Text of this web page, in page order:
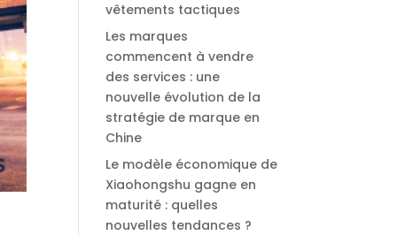
vêtements tactiques
Les marques
commencent à vendre
des services : une
nouvelle évolution de la
stratégie de marque en
Chine
Le modèle économique de
Xiaohongshu gagne en
maturité : quelles
nouvelles tendances ?